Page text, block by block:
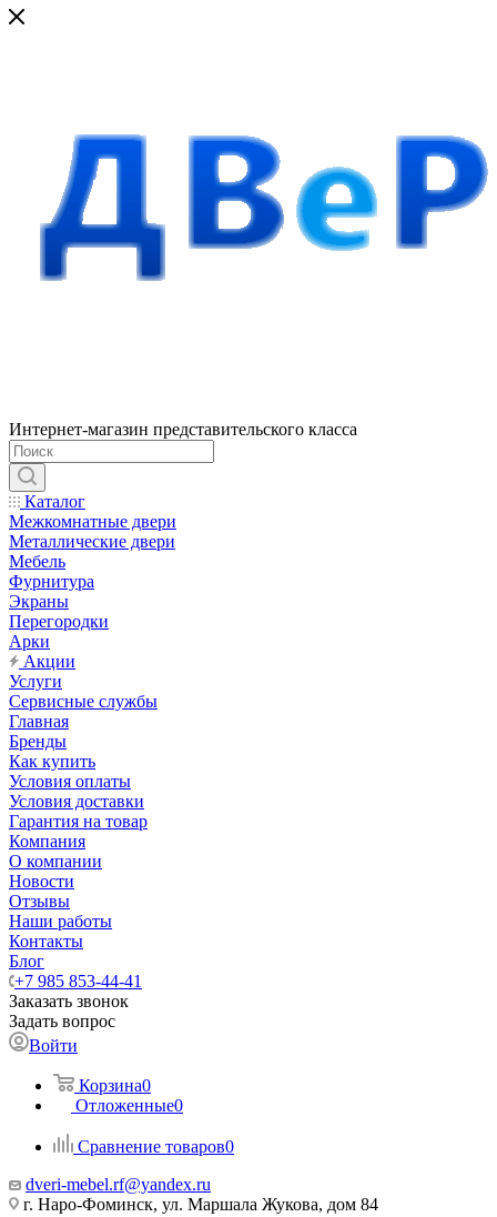
Интернет-магазин представительского класса
Каталог
Межкомнатные двери
Металлические двери
Мебель
Фурнитура
Экраны
Перегородки
Арки
Акции
Услуги
Сервисные службы
Главная
Бренды
Как купить
Условия оплаты
Условия доставки
Гарантия на товар
Компания
О компании
Новости
Отзывы
Наши работы
Контакты
Блог
+7 985 853-44-41
Заказать звонок
Задать вопрос
Войти
Корзина0
Отложенные0
Сравнение товаров0
dveri-mebel.rf@yandex.ru
г. Наро-Фоминск, ул. Маршала Жукова, дом 84